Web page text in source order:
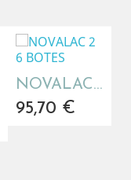
NOVALAC 2 6 BOTES
95,70 €